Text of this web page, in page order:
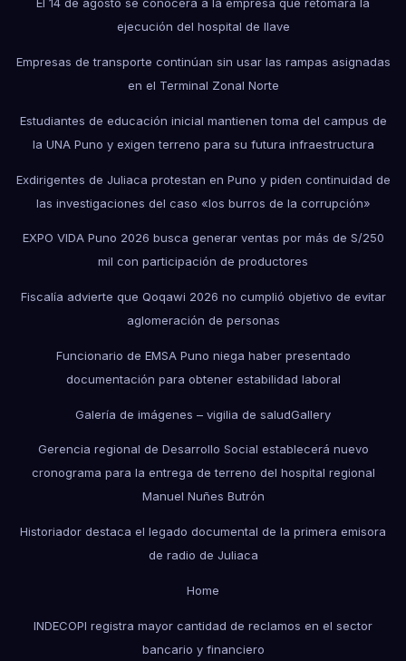
El 14 de agosto se conocerá a la empresa que retomará la
ejecución del hospital de Ilave
Empresas de transporte continúan sin usar las rampas asignadas
en el Terminal Zonal Norte
Estudiantes de educación inicial mantienen toma del campus de
la UNA Puno y exigen terreno para su futura infraestructura
Exdirigentes de Juliaca protestan en Puno y piden continuidad de
las investigaciones del caso «los burros de la corrupción»
EXPO VIDA Puno 2026 busca generar ventas por más de S/250
mil con participación de productores
Fiscalía advierte que Qoqawi 2026 no cumplió objetivo de evitar
aglomeración de personas
Funcionario de EMSA Puno niega haber presentado
documentación para obtener estabilidad laboral
Galería de imágenes – vigilia de saludGallery
Gerencia regional de Desarrollo Social establecerá nuevo
cronograma para la entrega de terreno del hospital regional
Manuel Nuñes Butrón
Historiador destaca el legado documental de la primera emisora
de radio de Juliaca
Home
INDECOPI registra mayor cantidad de reclamos en el sector
bancario y financiero